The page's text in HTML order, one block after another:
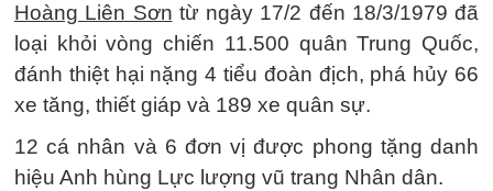
Hoàng Liên Sơn từ ngày 17/2 đến 18/3/1979 đã
loại khỏi vòng chiến 11.500 quân Trung Quốc,
đánh thiệt hại nặng 4 tiểu đoàn địch, phá hủy 66
xe tăng, thiết giáp và 189 xe quân sự.
12 cá nhân và 6 đơn vị được phong tặng danh
hiệu Anh hùng Lực lượng vũ trang Nhân dân.